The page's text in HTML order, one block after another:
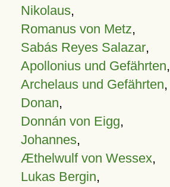
Nikolaus,
Romanus von Metz,
Sabás Reyes Salazar,
Apollonius und Gefährten,
Archelaus und Gefährten,
Donan,
Donnán von Eigg,
Johannes,
Æthelwulf von Wessex,
Lukas Bergin,